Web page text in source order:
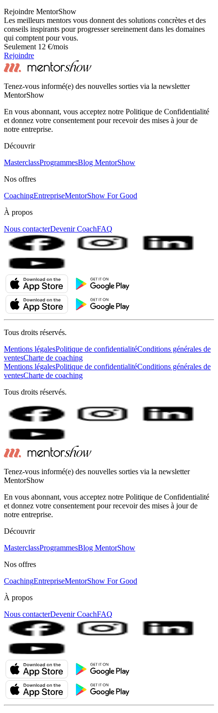
Rejoindre MentorShow
Les meilleurs mentors vous donnent des solutions concrètes et des
conseils inspirants pour progresser sereinement dans les domaines
qui comptent pour vous.
Seulement 12 €/mois
Rejoindre
Tenez-vous informé(e) des nouvelles sorties via la newsletter
MentorShow
En vous abonnant, vous acceptez notre Politique de Confidentialité
et donnez votre consentement pour recevoir des mises à jour de
notre entreprise.
Découvrir
MasterclassProgrammesBlog MentorShow
Nos offres
CoachingEntrepriseMentorShow For Good
À propos
Nous contacterDevenir CoachFAQ
Tous droits réservés.
Mentions légalesPolitique de confidentialitéConditions générales de
ventesCharte de coaching
Mentions légalesPolitique de confidentialitéConditions générales de
ventesCharte de coaching
Tous droits réservés.
Tenez-vous informé(e) des nouvelles sorties via la newsletter
MentorShow
En vous abonnant, vous acceptez notre Politique de Confidentialité
et donnez votre consentement pour recevoir des mises à jour de
notre entreprise.
Découvrir
MasterclassProgrammesBlog MentorShow
Nos offres
CoachingEntrepriseMentorShow For Good
À propos
Nous contacterDevenir CoachFAQ